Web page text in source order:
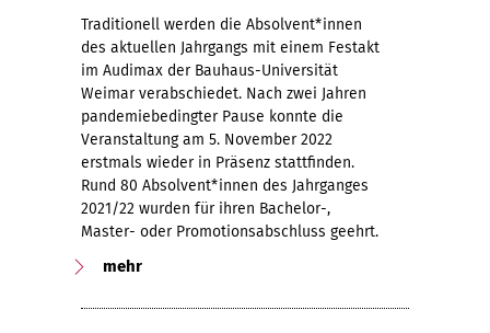
Traditionell werden die Absolvent*innen
des aktuellen Jahrgangs mit einem Festakt
im Audimax der Bauhaus-Universität
Weimar verabschiedet. Nach zwei Jahren
pandemiebedingter Pause konnte die
Veranstaltung am 5. November 2022
erstmals wieder in Präsenz stattfinden.
Rund 80 Absolvent*innen des Jahrganges
2021/22 wurden für ihren Bachelor-,
Master- oder Promotionsabschluss geehrt.
mehr